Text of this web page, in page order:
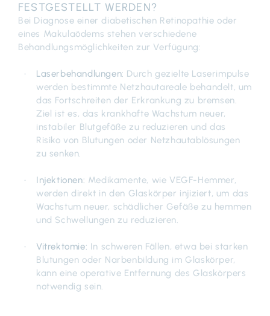
FESTGESTELLT WERDEN?
Bei Diagnose einer diabetischen Retinopathie oder
eines Makulaödems stehen verschiedene
Behandlungsmöglichkeiten zur Verfügung:
Laserbehandlungen: Durch gezielte Laserimpulse
werden bestimmte Netzhautareale behandelt, um
das Fortschreiten der Erkrankung zu bremsen.
Ziel ist es, das krankhafte Wachstum neuer,
instabiler Blutgefäße zu reduzieren und das
Risiko von Blutungen oder Netzhautablösungen
zu senken.
Injektionen: Medikamente, wie VEGF-Hemmer,
werden direkt in den Glaskörper injiziert, um das
Wachstum neuer, schädlicher Gefäße zu hemmen
und Schwellungen zu reduzieren.
Vitrektomie: In schweren Fällen, etwa bei starken
Blutungen oder Narbenbildung im Glaskörper,
kann eine operative Entfernung des Glaskörpers
notwendig sein.